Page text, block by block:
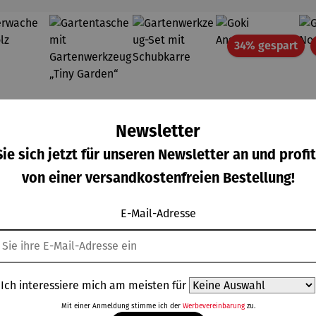
Gartentas
che mit
Gartenwer
kzeug-Set
34% gespart
Goki
Angelspiel
Newsletter
sich jetzt für unseren Newsletter an und
von einer versandkostenfreien Bestellung!
E-Mail-Adresse
Ich interessiere mich am meisten für
Mit einer Anmeldung stimme ich der Werbevereinbarungzu.